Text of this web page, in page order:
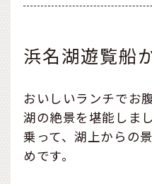
浜名湖遊覧船
おいしいランチでお
湖の絶景を堪能しま
乗って、湖上からの
めです。